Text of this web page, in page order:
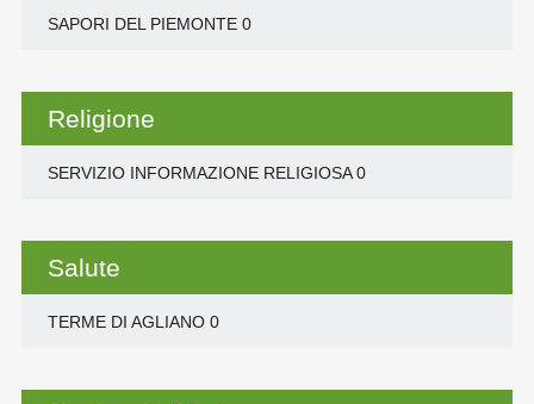
SAPORI DEL PIEMONTE0
Religione
SERVIZIO INFORMAZIONE RELIGIOSA0
Salute
TERME DI AGLIANO0